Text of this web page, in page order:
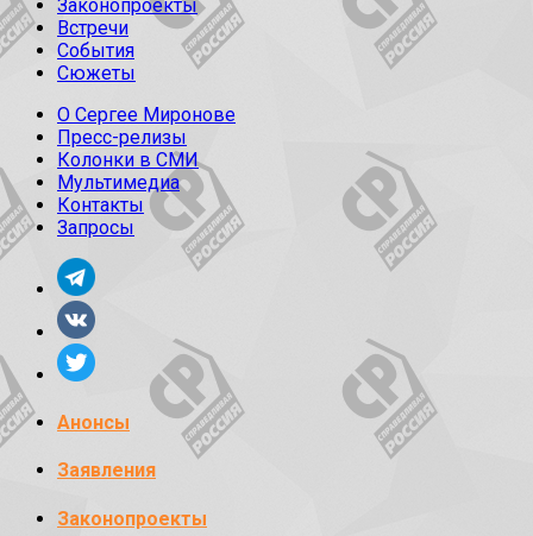
Законопроекты
Встречи
События
Сюжеты
О Сергее Миронове
Пресс-релизы
Колонки в СМИ
Мультимедиа
Контакты
Запросы
Анонсы
Заявления
Законопроекты